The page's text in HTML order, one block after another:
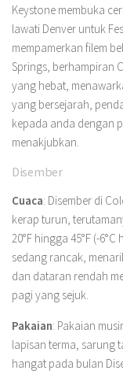
Keystone membuka
lawati Denver untuk
mempamerkan filem
Springs, berhampiran
yang hebat,
yang bersejarah,
kepada anda dengan
menakjubkan.
Disember
Cuaca: Disember di
kerap turun,
20°F hingga 45°F (-
sedang rancak,
dan dataran rendah
pagi yang sejuk.
Pakaian: Pakaian
lapisan terma, sarung
hangat pada bulan